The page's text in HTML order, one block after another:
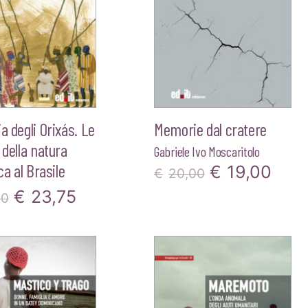
degli Orixás. Le
natura
al Brasile
Il
originale
era:
€25,00.
€ 23,75Il
è:
€23,75.
Memorie dal cratere
Gabriele Ivo Moscaritolo
€ 20,00 Il
€20,00.
€ 19,00